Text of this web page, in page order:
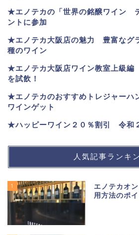
★エノテカの「世界の銘醸ワイン
ントに参加
★エノテカ大阪店の魅力 豊富なグ
種のワイン
★エノテカ大阪店ワイン教室上級
を試飲！
★エノテカのおすすめトレジャーハ
ワインゲット
★ハッピーワイン２０％割引 令和
人気記事ランキ
1
エノテカオ
用方法のポ